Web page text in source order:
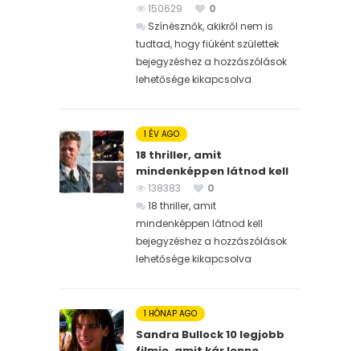
150629
0
Színésznők, akikről nem is
tudtad, hogy fiúként születtek
bejegyzéshez a hozzászólások
lehetősége kikapcsolva
1 ÉV AGO
18 thriller, amit
mindenképpen látnod kell
138383
0
18 thriller, amit
mindenképpen látnod kell
bejegyzéshez a hozzászólások
lehetősége kikapcsolva
1 HÓNAP AGO
Sandra Bullock 10 legjobb